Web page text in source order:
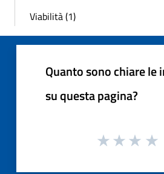
Viabilità (1)
Quanto sono chiare le
su questa pagina?